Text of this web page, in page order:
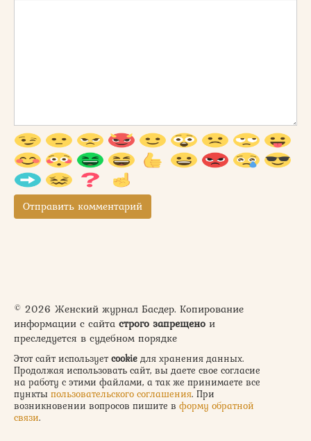
© 2026 Женский журнал Басдер. Копирование
информации с сайта строго запрещено и
преследуется в судебном порядке
Этот сайт использует cookie для хранения данных.
Продолжая использовать сайт, вы даете свое согласие
на работу с этими файлами, а так же принимаете все
пункты пользовательского соглашения. При
возникновении вопросов пишите в форму обратной
связи.